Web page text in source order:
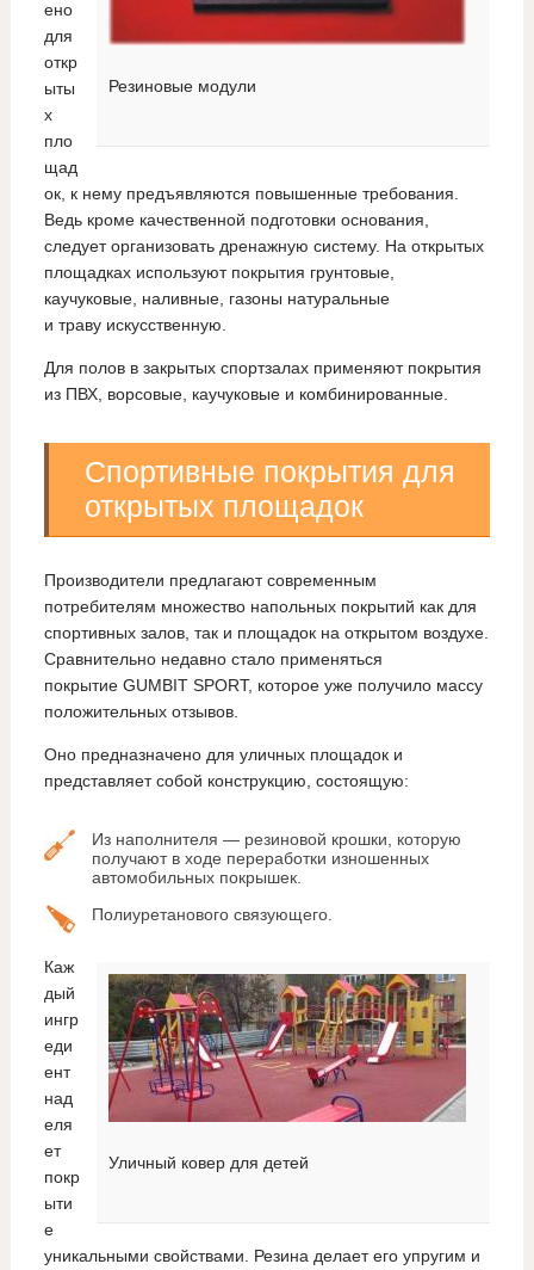
Резиновые модули
ено
для
откр
ыты
х
пло
щад
ок, к нему предъявляются повышенные требования.
Ведь кроме качественной подготовки основания,
следует организовать дренажную систему. На открытых
площадках используют покрытия грунтовые,
каучуковые, наливные, газоны натуральные
и траву искусственную.
Для полов в закрытых спортзалах применяют покрытия
из ПВХ, ворсовые, каучуковые и комбинированные.
Спортивные покрытия для
открытых площадок
Производители предлагают современным
потребителям множество напольных покрытий как для
спортивных залов, так и площадок на открытом воздухе.
Сравнительно недавно стало применяться
покрытие GUMBIT SPORT, которое уже получило массу
положительных отзывов.
Оно предназначено для уличных площадок и
представляет собой конструкцию, состоящую:
Из наполнителя — резиновой крошки, которую
получают в ходе переработки изношенных
автомобильных покрышек.
Полиуретанового связующего.
Уличный ковер для детей
Каж
дый
ингр
еди
ент
над
еля
ет
покр
ыти
е
уникальными свойствами. Резина делает его упругим и